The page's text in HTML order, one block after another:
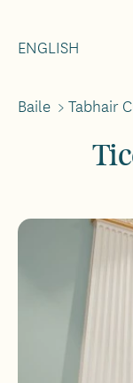
ENGLISH
Baile >Tabhair